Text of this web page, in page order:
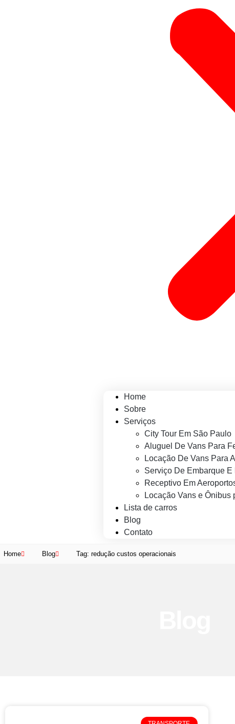
Home
Sobre
Serviços
City Tour Em São Paulo
Aluguel De Vans Para
Locação De Vans Para
Serviço De Embarque
Receptivo Em
Locação Vans e
Lista de carros
Blog
Contato
Home Blog Tag: redução custos operacionais